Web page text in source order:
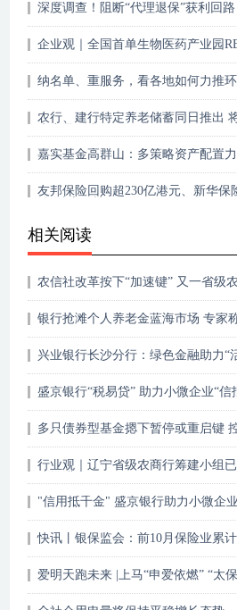
深度调查！阻断“代理退保”获利回路
企业观｜全国首单生物医药产业园
纳名单、重服务，看各地如何力推
农行、建行特定养老储蓄同日推出
嘉实基金高群山：多策略资产配置
友邦保险回购超230亿港元、新华保
相关阅读
农信社改革按下“加速键” 又一省级
银行抢滩个人养老金蓝海市场 专家
兴业银行长沙分行：绿色金融助力“
盛京银行“税易贷” 助力小微企业“信
多只债券型基金摁下暂停或重启键
行业观｜辽宁省级农商行筹建小组
"信用抵千金" 盛京银行助力小微企
快讯丨银保监会：前10月保险业累
爱明天跑未来 |上马“申爱依燃” “太